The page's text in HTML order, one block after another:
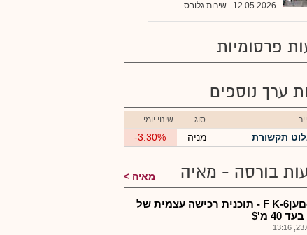
12.05.2026 שירות גלובס
פרסומיות
ערך נוספים
סוג שינוי יומי
תקשורת מניה -3.30%
בורסה - מאיה מאיה
אלוט-םעןF K-6 - תוכנית רכישה עצמית של
40 מ'$